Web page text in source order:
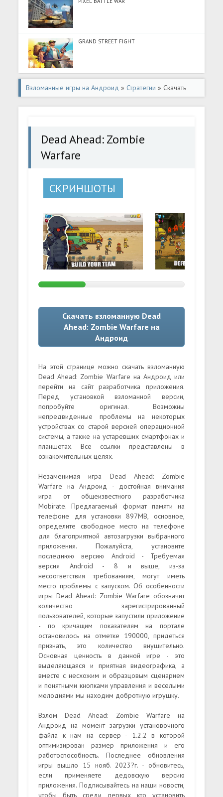
GRAND STREET FIGHT
Взломанные игры на Андроид » Стратегии » Скачать
Dead Ahead: Zombie Warfare (Много монет) на Андроид
Dead Ahead: Zombie
Warfare
СКРИНШОТЫ
Скачать взломанную Dead
Ahead: Zombie Warfare на
Андроид
На этой странице можно скачать взломанную
Dead Ahead: Zombie Warfare на Андроид или
перейти на сайт разработчика приложения.
Перед установкой взломанной версии,
попробуйте оригинал. Возможны
непредвиденные проблемы на некоторых
устройствах со старой версией операционной
системы, а также на устаревших смартфонах и
планшетах. Все ссылки представлены в
ознакомительных целях.
Незаменимая игра Dead Ahead: Zombie
Warfare на Андроид - достойная внимания
игра от общеизвестного разработчика
Mobirate. Предлагаемый формат памяти на
телефоне для установки 897MB, основное,
определите свободное место на телефоне
для благоприятной автозагрузки выбранного
приложения. Пожалуйста, установите
последнюю версию Android - Требуемая
версия Android - 8 и выше, из-за
несоответствия требованиям, могут иметь
место проблемы с запуском. Об особенности
игры Dead Ahead: Zombie Warfare обозначит
количество зарегистрированный
пользователей, которые запустили приложение
- по кричащим показателям на портале
остановилось на отметке 190000, придеться
признать, это количество внушительно.
Основная ценность в данной игре - это
выделяющаяся и приятная видеографика, а
вместе с несхожим и образцовым сценарием
и понятными кнопками управления и веселыми
мелодиями мы находим добротную игрушку.
Взлом Dead Ahead: Zombie Warfare на
Андроид на момент загрузки установочного
файла к нам на сервер - 1.2.2 в которой
оптимизирован размер приложения и его
работоспособность. Последнее обновления
игры вышло 15 нояб. 2023?г. - обновитесь,
если применяете дедовскую версию
приложения. Подписывайтесь на наши новости,
чтобы быть среди первых кто установить